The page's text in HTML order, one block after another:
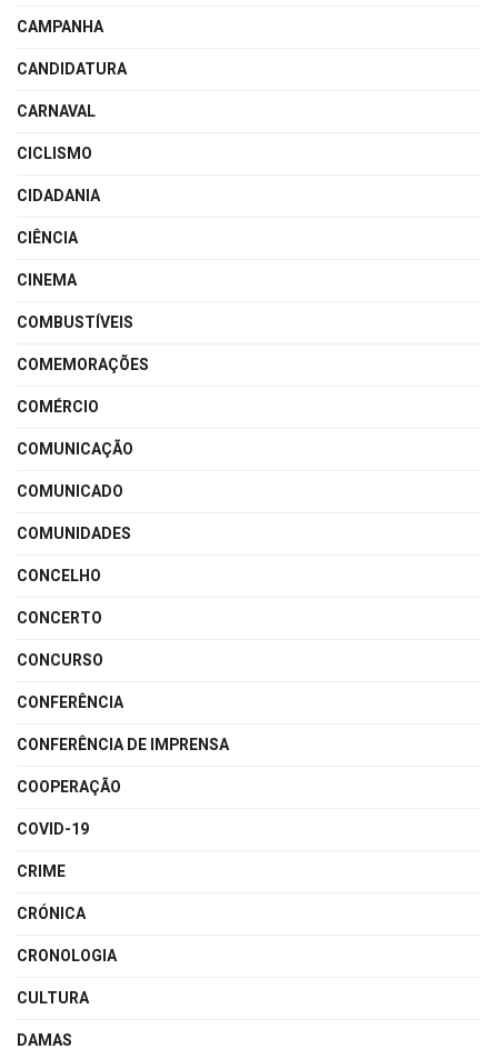
CAMPANHA
CANDIDATURA
CARNAVAL
CICLISMO
CIDADANIA
CIÊNCIA
CINEMA
COMBUSTÍVEIS
COMEMORAÇÕES
COMÉRCIO
COMUNICAÇÃO
COMUNICADO
COMUNIDADES
CONCELHO
CONCERTO
CONCURSO
CONFERÊNCIA
CONFERÊNCIA DE IMPRENSA
COOPERAÇÃO
COVID-19
CRIME
CRÓNICA
CRONOLOGIA
CULTURA
DAMAS